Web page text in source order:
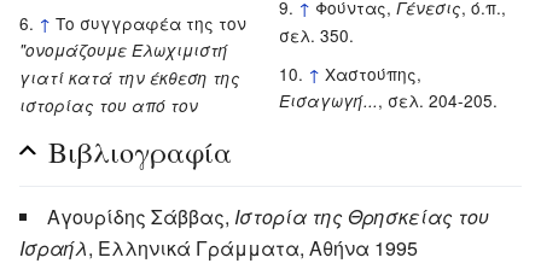
↑ Το συγγραφέα της τον
"ονομάζουμε Ελωχιμιστή
γιατί κατά την έκθεση της
ιστορίας του από τον
↑ Φούντας,Γένεσις, ό.π.,
σελ. 350.
↑ Χαστούπης,
Εισαγωγή..., σελ. 204-205.
Βιβλιογραφία
Αγουρίδης Σάββας, Ιστορία της Θρησκείας του
Ισραήλ, Ελληνικά Γράμματα, Αθήνα 1995